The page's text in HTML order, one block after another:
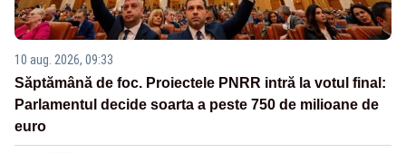
10 aug. 2026, 09:33
Săptămână de foc. Proiectele PNRR intră la votul final:
Parlamentul decide soarta a peste 750 de milioane de
euro